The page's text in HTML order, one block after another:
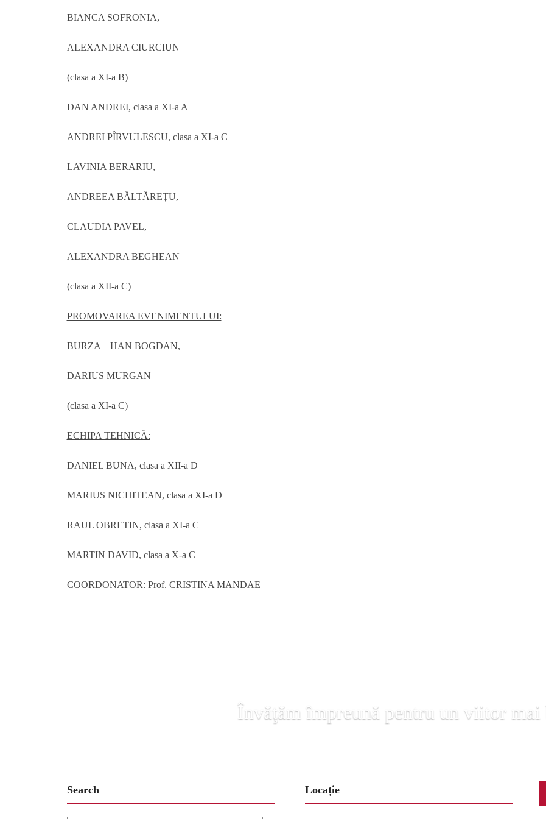
BIANCA SOFRONIA,
ALEXANDRA CIURCIUN
(clasa a XI-a B)
DAN ANDREI, clasa a XI-a A
ANDREI PÎRVULESCU, clasa a XI-a C
LAVINIA BERARIU,
ANDREEA BĂLTĂREȚU,
CLAUDIA PAVEL,
ALEXANDRA BEGHEAN
(clasa a XII-a C)
PROMOVAREA EVENIMENTULUI:
BURZA – HAN BOGDAN,
DARIUS MURGAN
(clasa a XI-a C)
ECHIPA TEHNICĂ:
DANIEL BUNA, clasa a XII-a D
MARIUS NICHITEAN, clasa a XI-a D
RAUL OBRETIN, clasa a XI-a C
MARTIN DAVID, clasa a X-a C
COORDONATOR: Prof. CRISTINA MANDAE
Învăţăm împreună pentru un viitor mai
Search Locație